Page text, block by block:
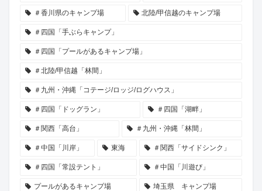
＃香川県のキャンプ場 北陸/甲信越のキャンプ場
＃四国「手ぶらキャンプ」
＃四国「プールがあるキャンプ場」
＃北陸/甲信越「林間」
＃九州・沖縄「コテージ/ロッジ/ログハウス」
＃四国「ドッグラン」 ＃四国「湖畔」
＃関西「高台」 ＃九州・沖縄「林間」
＃中国「川岸」 東海 ＃関西「サイドシンク」
＃四国「常設テント」 ＃中国「川遊び」
プールがあるキャンプ場 埼玉県 キャンプ場